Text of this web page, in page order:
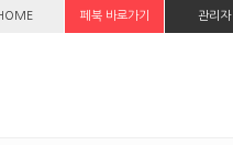
페북 바로가기 관리자